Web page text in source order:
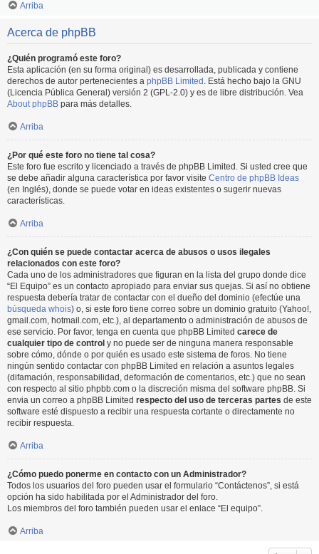
Arriba
Acerca de phpBB
¿Quién programó este foro?
Esta aplicación (en su forma original) es desarrollada, publicada y contiene
derechos de autor pertenecientes a phpBB Limited . Está hecho bajo la GNU
(Licencia Pública General) versión 2 (GPL-2.0) y es de libre distribución. Vea
About phpBB para más detalles.
Arriba
¿Por qué este foro no tiene tal cosa?
Este foro fue escrito y licenciado a través de phpBB Limited. Si usted cree que
se debe añadir alguna característica por favor visite Centro de phpBB Ideas
(en Inglés), donde se puede votar en ideas existentes o sugerir nuevas
características.
Arriba
¿Con quién se puede contactar acerca de abusos o usos ilegales
relacionados con este foro?
Cada uno de los administradores que figuran en la lista del grupo donde dice
“El Equipo” es un contacto apropiado para enviar sus quejas. Si así no obtiene
respuesta debería tratar de contactar con el dueño del dominio (efectúe una
búsqueda whois) o, si este foro tiene correo sobre un dominio gratuito (Yahoo!,
gmail.com, hotmail.com, etc.), al departamento o administración de abusos de
ese servicio. Por favor, tenga en cuenta que phpBB Limited carece de
cualquier tipo de control y no puede ser de ninguna manera responsable
sobre cómo, dónde o por quién es usado este sistema de foros. No tiene
ningún sentido contactar con phpBB Limited en relación a asuntos legales
(difamación, responsabilidad, deformación de comentarios, etc.) que no sean
con respecto al sitio phpbb.com o la discreción misma del software phpBB. Si
envia un correo a phpBB Limited respecto del uso de terceras partes de este
software esté dispuesto a recibir una respuesta cortante o directamente no
recibir respuesta.
Arriba
¿Cómo puedo ponerme en contacto con un Administrador?
Todos los usuarios del foro pueden usar el formulario “Contáctenos”, si está
opción ha sido habilitada por el Administrador del foro.
Los miembros del foro también pueden usar el enlace “El equipo”.
Arriba